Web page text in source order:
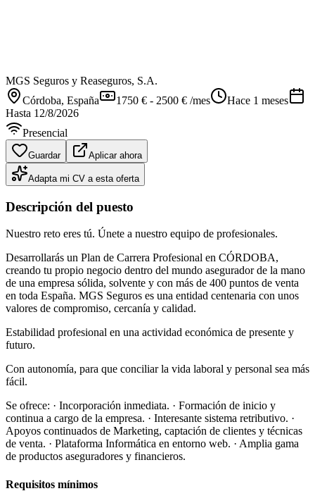
MGS Seguros y Reaseguros, S.A.
Córdoba, España 1750 € - 2500 € /mes
Hace 1 meses
Hasta 12/8/2026
Presencial
Guardar Aplicar ahora
Adapta mi CV a esta oferta
Descripción del puesto
Nuestro reto eres tú. Únete a nuestro equipo de profesionales.
Desarrollarás un Plan de Carrera Profesional en CÓRDOBA,
creando tu propio negocio dentro del mundo asegurador de la mano
de una empresa sólida, solvente y con más de 400 puntos de venta
en toda España. MGS Seguros es una entidad centenaria con unos
valores de compromiso, cercanía y calidad.
Estabilidad profesional en una actividad económica de presente y
futuro.
Con autonomía, para que conciliar la vida laboral y personal sea más
fácil.
Se ofrece: · Incorporación inmediata. · Formación de inicio y
continua a cargo de la empresa. · Interesante sistema retributivo. ·
Apoyos continuados de Marketing, captación de clientes y técnicas
de venta. · Plataforma Informática en entorno web. · Amplia gama
de productos aseguradores y financieros.
Requisitos mínimos